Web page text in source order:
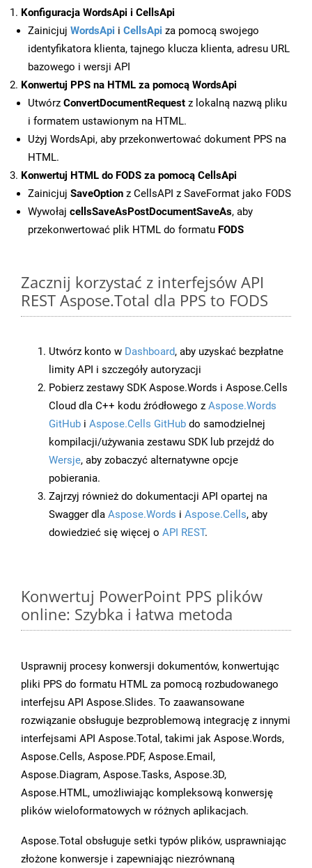
Konfiguracja WordsApi i CellsApi
Zainicjuj WordsApi i CellsApi za pomocą swojego
identyfikatora klienta, tajnego klucza klienta, adresu URL
bazowego i wersji API
Konwertuj PPS na HTML za pomocą WordsApi
Utwórz ConvertDocumentRequest z lokalną nazwą pliku
i formatem ustawionym na HTML.
Użyj WordsApi, aby przekonwertować dokument PPS na
HTML.
Konwertuj HTML do FODS za pomocą CellsApi
Zainicjuj SaveOption z CellsAPI z SaveFormat jako FODS
Wywołaj cellsSaveAsPostDocumentSaveAs, aby
przekonwertować plik HTML do formatu FODS
Zacznij korzystać z interfejsów API
REST Aspose.Total dla PPS to FODS
Utwórz konto w Dashboard, aby uzyskać bezpłatne
limity API i szczegóły autoryzacji
Pobierz zestawy SDK Aspose.Words i Aspose.Cells
Cloud dla C++ kodu źródłowego z Aspose.Words
GitHub i Aspose.Cells GitHub do samodzielnej
kompilacji/używania zestawu SDK lub przejdź do
Wersje, aby zobaczyć alternatywne opcje
pobierania.
Zajrzyj również do dokumentacji API opartej na
Swagger dla Aspose.Words i Aspose.Cells, aby
dowiedzieć się więcej o API REST.
Konwertuj PowerPoint PPS plików
online: Szybka i łatwa metoda
Usprawnij procesy konwersji dokumentów, konwertując
pliki PPS do formatu HTML za pomocą rozbudowanego
interfejsu API Aspose.Slides. To zaawansowane
rozwiązanie obsługuje bezproblemową integrację z innymi
interfejsami API Aspose.Total, takimi jak Aspose.Words,
Aspose.Cells, Aspose.PDF, Aspose.Email,
Aspose.Diagram, Aspose.Tasks, Aspose.3D,
Aspose.HTML, umożliwiając kompleksową konwersję
plików wieloformatowych w różnych aplikacjach.
Aspose.Total obsługuje setki typów plików, usprawniając
złożone konwersje i zapewniając niezrównaną